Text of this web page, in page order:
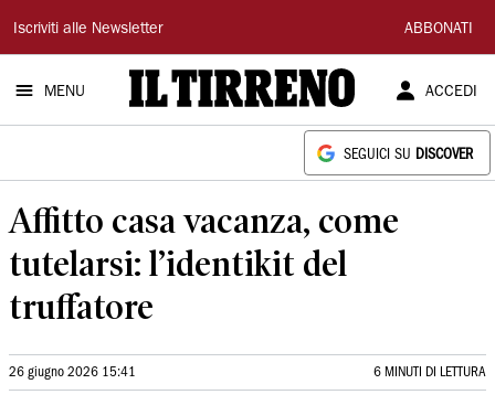
Il
Tirreno
Iscriviti alle Newsletter ABBONATI
MENU ACCEDI
SEGUICI SU DISCOVER
Affitto casa vacanza, come
tutelarsi: l’identikit del
truffatore
26 giugno 2026 15:41 6 MINUTI DI LETTURA